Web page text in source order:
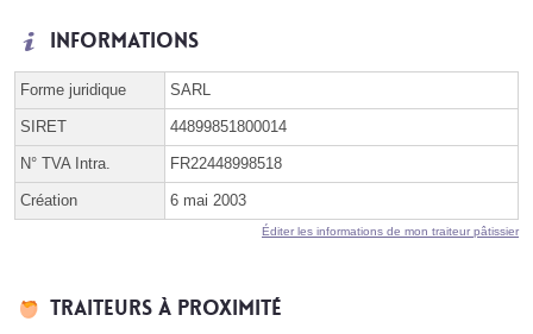
Informations
Forme juridique SARL
SIRET 44899851800014
N° TVA Intra. FR22448998518
Création 6 mai 2003
Éditer les informations de mon traiteur pâtissier
Traiteurs à proximité